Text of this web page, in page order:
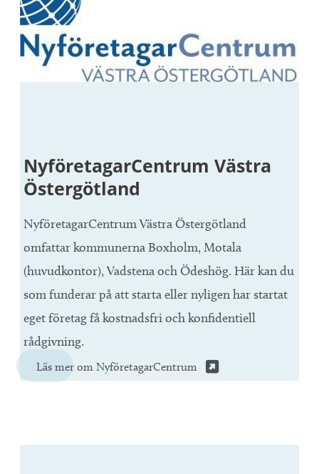
NyföretagarCentrum Västra
Östergötland
NyföretagarCentrum Västra Östergötland
omfattar kommunerna Boxholm, Motala
(huvudkontor), Vadstena och Ödeshög. Här kan du
som funderar på att starta eller nyligen har startat
eget företag få kostnadsfri och konfidentiell
rådgivning.
Läs mer om NyföretagarCentrum